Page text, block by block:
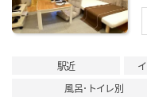
駅近
風呂･トイレ別